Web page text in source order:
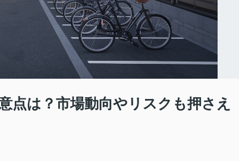
点は？市場動向やリスクも押さえ